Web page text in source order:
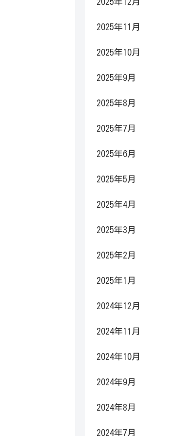
2025年11月
2025年10月
2025年9月
2025年8月
2025年7月
2025年6月
2025年5月
2025年4月
2025年3月
2025年2月
2025年1月
2024年12月
2024年11月
2024年10月
2024年9月
2024年8月
2024年7月